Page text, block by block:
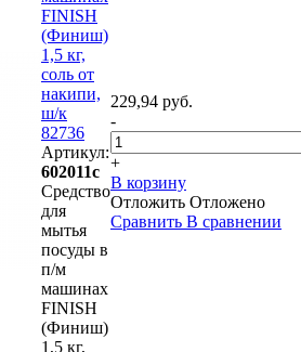
FINISH
(Финиш)
1,5 кг,
соль от
накипи,
ш/к
82736
Артикул:
602011с
Средство
для
мытья
посуды в
п/м
машинах
FINISH
(Финиш)
1,5 кг,
229,94 руб.
-
+
В корзину
Отложить Отложено
Сравнить В сравнении